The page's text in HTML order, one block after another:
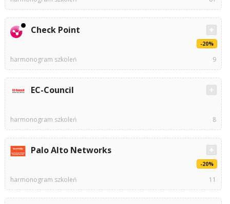
Check Point
-20%
harmonogram szkoleń 9
EC-Council
harmonogram szkoleń 8
Palo Alto Networks
-20%
harmonogram szkoleń 11